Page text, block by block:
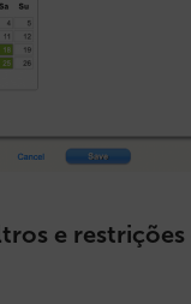
e restrições